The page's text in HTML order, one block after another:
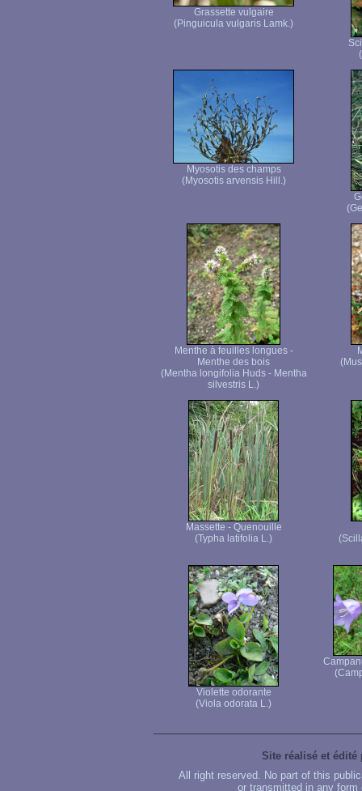
Grassette vulgaire
(Pinguicula vulgaris Lamk.)
Myosotis des champs
(Myosotis arvensis Hill.)
Menthe à feuilles longues -
Menthe des bois
(Mentha longifolia Huds - Mentha
silvestris L.)
Massette - Quenouille
(Typha latifolia L.)
Violette odorante
(Viola odorata L.)
Site réalisé et édité
All right reserved. No part of this
or transmitted in any